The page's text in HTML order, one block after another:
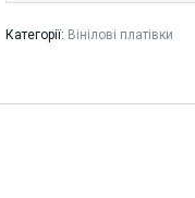
Категорії: Вінілові платівки